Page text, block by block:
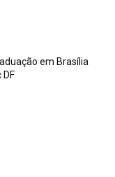
em Brasília
DF